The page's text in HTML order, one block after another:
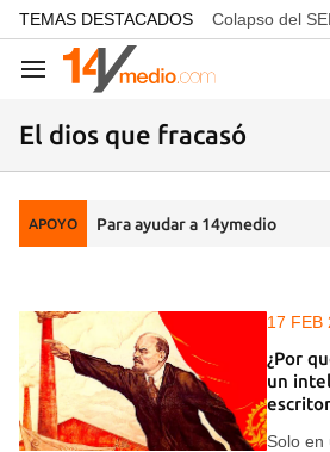
common.go-to-content
TEMAS DESTACADOS Colapso del
Navegación
El dios que fracasó
APOYO Para ayudar a 14ymedio
17 FEB
¿Por
un
Solo en